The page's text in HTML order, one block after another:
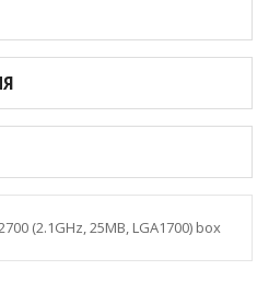
(2.1GHz, 25MB, LGA1700) box